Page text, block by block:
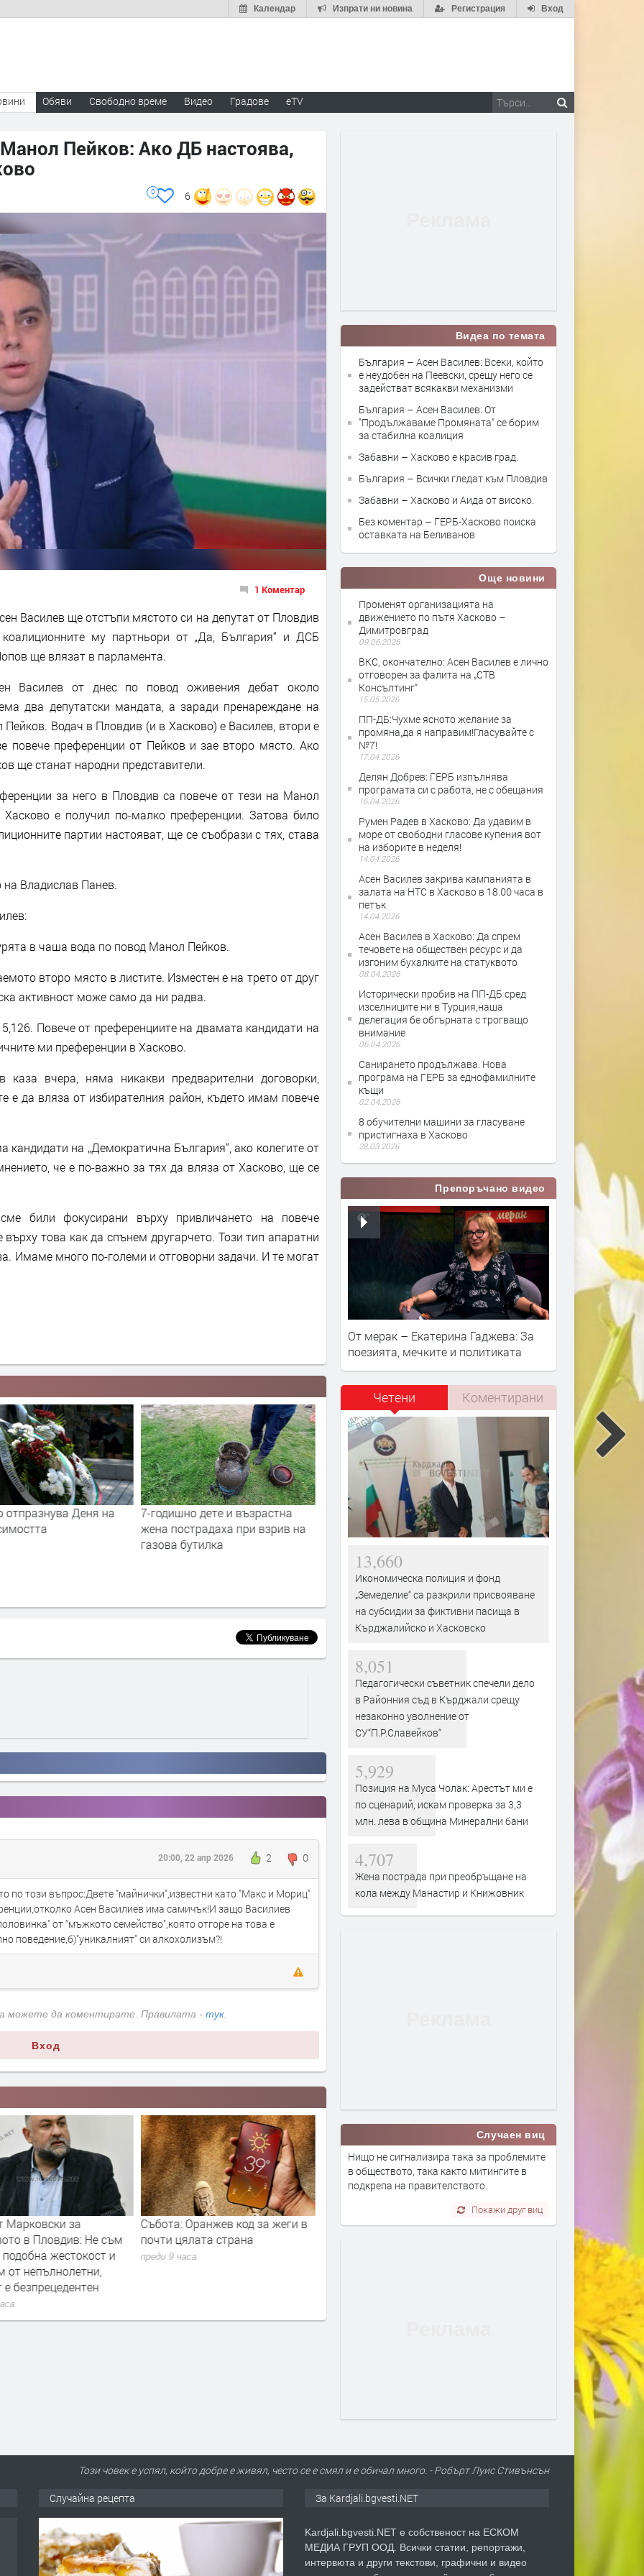
Вход
Регистрация
Изпрати ни новина
Календар
Обяви Свободно време Видео Градове eTV
Пейков: Ако ДБ настоява,
6
0
1 Коментар
Василев ще отстъпи мястото си на депутат от Пловдив
му партньори от „Да, България“ и ДСБ
ще влязат в парламента.
Василев от днес по повод оживения дебат около
два депутатски мандата, а заради пренареждане на
Водач в Пловдив (и в Хасково) е Василев, втори е
повече преференции от Пейков и зае второ място. Ако
ще станат народни представители.
за него в Пловдив са повече от тези на Манол
е получил по-малко преференции. Затова било
партии настояват, ще се съобрази с тях, става
на Владислав Панев.
в чаша вода по повод Манол Пейков.
второ място в листите. Изместен е на трето от друг
активност може само да ни радва.
Повече от преференциите на двамата кандидати на
ми преференции в Хасково.
вчера, няма никакви предварителни договорки,
е да вляза от избирателния район, където имам повече
на „Демократична България“, ако колегите от
че е по-важно за тях да вляза от Хасково, ще се
били фокусирани върху привличането на повече
това как да спънем другарчето. Този тип апаратни
Имаме много по-големи и отговорни задачи. И те могат
отпразнува Деня на
7-годишно дете и възрастна
жена пострадаха при взрив на
газова бутилка
Хасково отбеляза 138 години от
Съединението на България
Асен Василев: От
"Продължаваме
2 0
20:00, 22 апр 2026
по този въпрос:Двете "майнички",известни като "Макс и Мориц"
Асен Василиев има самичък!И защо Василиев
от "мъжкото семейство",която отгоре на това е
поведение,б)"уникалният" си алкохолизъм?!
можете да коментирате. Правилата - тук
Вход
Марковски за
в Пловдив: Не съм
жестокост и
от непълнолетни,
е безпрецедентен
Събота: Оранжев код за жеги в
почти цялата страна
преди 9 часа
Поредната авария в Хасково –
До 36 градуса и слънчево
време в България днес
Видеа по темата
България – Асен Василев: Всеки, който
е неудобен на Пеевски, срещу него се
задействат всякакви механизми
България – Асен Василев: От
"Продължаваме Промяната" се борим
за стабилна коалиция
Забавни – Хасково е красив град.
България – Всички гледат към Пловдив
Забавни – Хасково и Аида от високо.
Без коментар – ГЕРБ-Хасково поиска
оставката на Беливанов
Още новини
Променят организацията на
движението по пътя Хасково –
Димитровград
09.06.2026
ВКС, окончателно: Асен Василев е лично
отговорен за фалита на „СТВ
Консълтинг“
15.05.2026
ПП-ДБ:Чухме ясното желание за
промяна,да я направим!Гласувайте с
№7!
17.04.2026
Делян Добрев: ГЕРБ изпълнява
програмата си с работа, не с обещания
16.04.2026
Румен Радев в Хасково: Да удавим в
море от свободни гласове купения вот
на изборите в неделя!
14.04.2026
Асен Василев закрива кампанията в
залата на НТС в Хасково в 18.00 часа в
петък
14.04.2026
Асен Василев в Хасково: Да спрем
течовете на обществен ресурс и да
изгоним бухалките на статуквото
08.04.2026
Исторически пробив на ПП-ДБ сред
изселниците ни в Турция,наша
делегация бе обгърната с трогващо
внимание
06.04.2026
Санирането продължава. Нова
програма на ГЕРБ за еднофамилните
къщи
02.04.2026
8 обучителни машини за гласуване
пристигнаха в Хасково
28.03.2026
Препоръчано видео
От мерак – Екатерина Гаджева: За
поезията, мечките и политиката
Четени Коментирани
13,660
Икономическа полиция и фонд
„Земеделие“ са разкрили присвояване
на субсидии за фиктивни пасища в
Кърджалийско и Хасковско
8,051
Педагогически съветник спечели дело
в Районния съд в Кърджали срещу
незаконно уволнение от
СУ“П.Р.Славейков“
5,929
Позиция на Муса Чолак: Арестът ми е
по сценарий, искам проверка за 3,3
млн. лева в община Минерални бани
4,707
Жена пострада при преобръщане на
кола между Манастир и Книжовник
Случаен виц
Нищо не сигнализира така за проблемите
в обществото, така както митингите в
подкрепа на правителството.
Покажи друг виц
Този човек е успял, който добре е живял, често се е смял и е обичал много. - Робърт Луис Стивънсън
Случайна рецепта За Kardjali.bgvesti.NET
Kardjali.bgvesti.NET е собственост на ЕСКОМ
МЕДИА ГРУП ООД. Всички статии, репортажи,
интервюта и други текстови, графични и видео